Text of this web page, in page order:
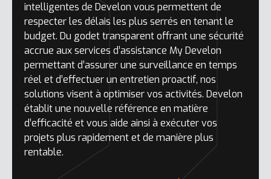
intelligentes de Develon vous permettent de
respecter les délais les plus serrés en tenant le
budget. Du godet transparent offrant une sécurité
accrue aux services d’assistance My Develon
permettant d’assurer une surveillance en temps
réel et d’effectuer un entretien proactif, nos
solutions visent à optimiser vos activités. Develon
établit une nouvelle référence en matière
d’efficacité et vous aide ainsi à exécuter vos
projets plus rapidement et de manière plus
rentable.